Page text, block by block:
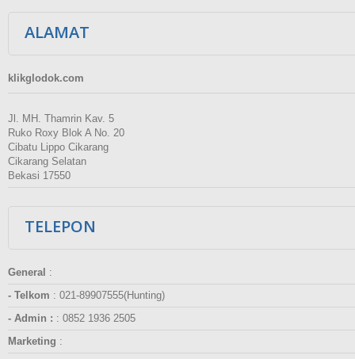
ALAMAT
klikglodok.com
Jl. MH. Thamrin Kav. 5
Ruko Roxy Blok A No. 20
Cibatu Lippo Cikarang
Cikarang Selatan
Bekasi 17550
TELEPON
General :
- Telkom : 021-89907555(Hunting)
- Admin : : 0852 1936 2505
Marketing :